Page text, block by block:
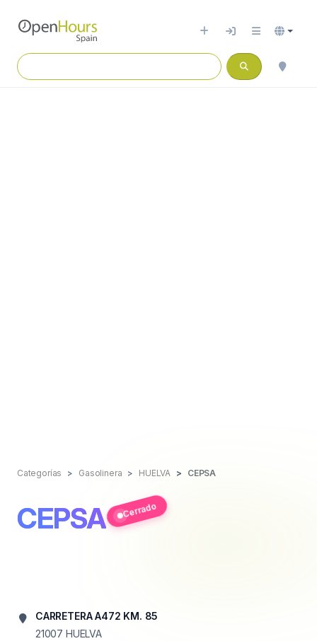
Categorías Gasolinera HUELVA CEPSA
CEPSA Cerrado
CARRETERA A472 KM. 85
21007 HUELVA